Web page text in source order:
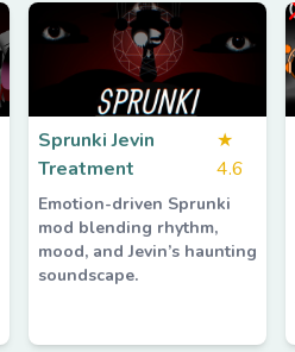
Sprunki Jevin
Treatment
★
4.6
Emotion-driven Sprunki
mod blending rhythm,
mood, and Jevin’s haunting
soundscape.